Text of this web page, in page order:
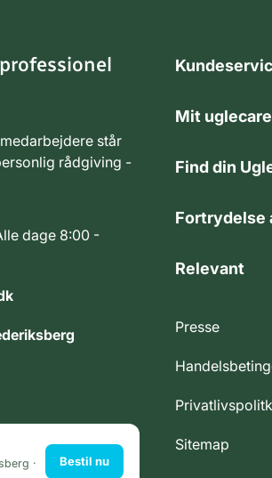
står
rådgiving -
dage 8:00 -
·
Bestil nu
Mit
Find din
Fortrydelse
Relevant
Presse
Privatlivspolitk
Sitemap